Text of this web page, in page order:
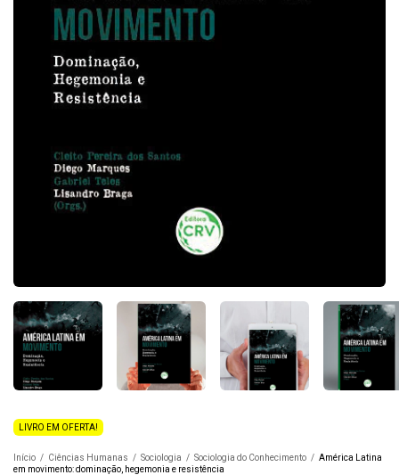
LIVRO EM OFERTA!
Início / Ciências Humanas / Sociologia / Sociologia do Conhecimento / América Latina
em movimento: dominação, hegemonia e resistência